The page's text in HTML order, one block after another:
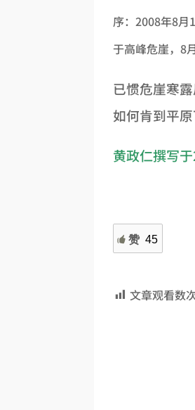
序：2008年8月
于高峰危崖，8
已惯危崖寒露
如何肯到平原
黄政仁撰写
赞 45
文章观看数